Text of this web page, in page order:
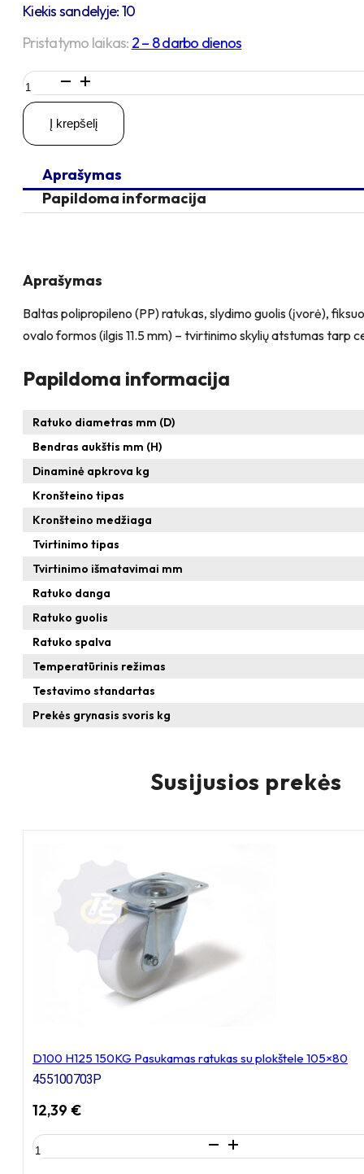
Kiekis sandelyje: 10
Pristatymo laikas: 2 – 8 darbo dienos
produkto
kiekis:
D100
H125
150KG
ratukas
su
plokštele
Į krepšelį
Aprašymas
Papildoma informacija
Aprašymas
Baltas polipropileno (PP) ratukas, slydimo guolis (įvorė),
ovalo formos (ilgis 11.5 mm) – tvirtinimo skylių atstumas
Papildoma informacija
Ratuko diametras mm (D)
Bendras aukštis mm (H)
Dinaminė apkrova kg
Kronšteino tipas
Kronšteino medžiaga
Tvirtinimo tipas
Tvirtinimo išmatavimai mm
Ratuko danga
Ratuko guolis
Ratuko spalva
Temperatūrinis režimas
Testavimo standartas
Prekės grynasis svoris kg
Susijusios prekės
D100 H125 150KG Pasukamas ratukas su plokštele 105×80
455100703P
12,39 €
produkto
kiekis: